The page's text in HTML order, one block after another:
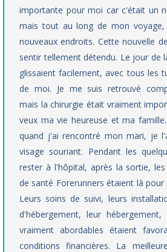
importante pour moi car c'était un
mais tout au long de mon
nouveaux endroits. Cette nouvelle
sentir tellement détendu. Le jour de
glissaient facilement, avec tous les
de moi. Je me suis retrouvé
mais la chirurgie était vraiment
veux ma vie heureuse et ma
quand j'ai rencontré mon mari, je
visage souriant. Pendant les
rester à l'hôpital, après la sortie,
de santé Forerunners étaient là
Leurs soins de suivi, leurs
d'hébergement, leur
vraiment abordables étaient
conditions financières. La